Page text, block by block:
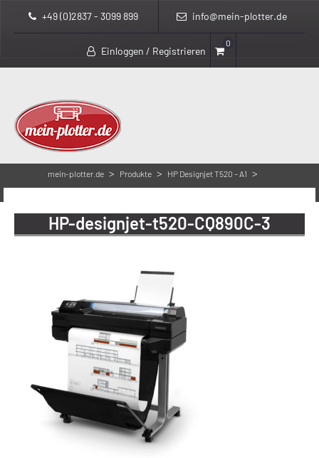
+49 (0)2837 - 3099 899 info@mein-plotter.de
Einloggen / Registrieren
0
mein-plotter.de > Produkte > HP Designjet T520 – A1 >
HP-designjet-t520-CQ890C-3